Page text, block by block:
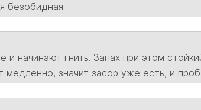
безобидная.
начинают гнить. Запах при этом
значит засор уже есть, и